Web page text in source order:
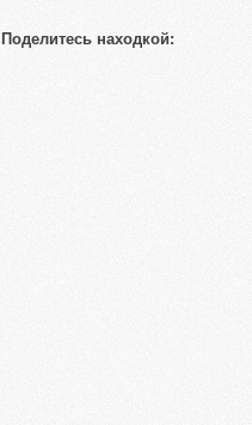
Поделитесь находкой: